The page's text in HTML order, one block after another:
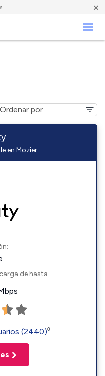
×
en Mozier
de hasta
(2440)◊